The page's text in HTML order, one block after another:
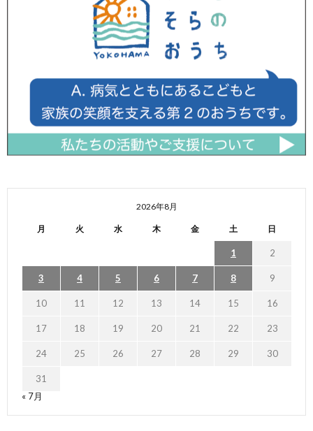
2026年8月
月 火 水 木 金 土 日
1 2
3 4 5 6 7 8 9
10 11 12 13 14 15 16
17 18 19 20 21 22 23
24 25 26 27 28 29 30
31
« 7月